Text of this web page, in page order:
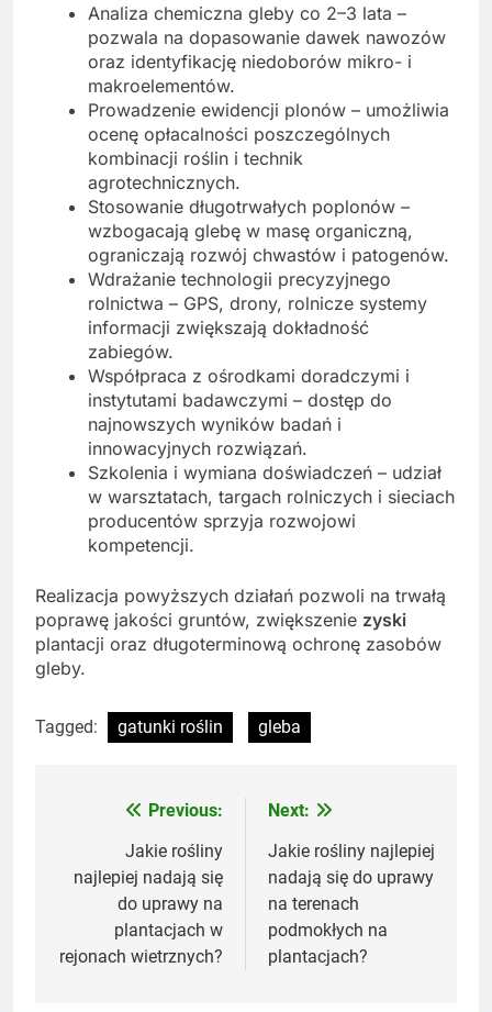
Analiza chemiczna gleby co 2–3 lata –
pozwala na dopasowanie dawek nawozów
oraz identyfikację niedoborów mikro- i
makroelementów.
Prowadzenie ewidencji plonów – umożliwia
ocenę opłacalności poszczególnych
kombinacji roślin i technik
agrotechnicznych.
Stosowanie długotrwałych poplonów –
wzbogacają glebę w masę organiczną,
ograniczają rozwój chwastów i patogenów.
Wdrażanie technologii precyzyjnego
rolnictwa – GPS, drony, rolnicze systemy
informacji zwiększają dokładność
zabiegów.
Współpraca z ośrodkami doradczymi i
instytutami badawczymi – dostęp do
najnowszych wyników badań i
innowacyjnych rozwiązań.
Szkolenia i wymiana doświadczeń – udział
w warsztatach, targach rolniczych i sieciach
producentów sprzyja rozwojowi
kompetencji.
Realizacja powyższych działań pozwoli na trwałą
poprawę jakości gruntów, zwiększenie zyski
plantacji oraz długoterminową ochronę zasobów
gleby.
Tagged: gatunki roślin gleba
NawigacjaPrevious:
Jakie rośliny
najlepiej nadają się
do uprawy na
plantacjach w
rejonach wietrznych?
Next:
Jakie rośliny najlepiej
nadają się do uprawy
na terenach
podmokłych na
plantacjach?